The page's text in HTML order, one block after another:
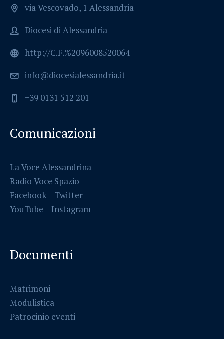
via Vescovado, 1 Alessandria
Diocesi di Alessandria
http://C.F.%2096008520064
info@diocesialessandria.it
+39 0131 512 201
Comunicazioni
La Voce Alessandrina
Radio Voce Spazio
Facebook– Twitter
YouTube – Instagram
Documenti
Matrimoni
Modulistica
Patrocinio eventi